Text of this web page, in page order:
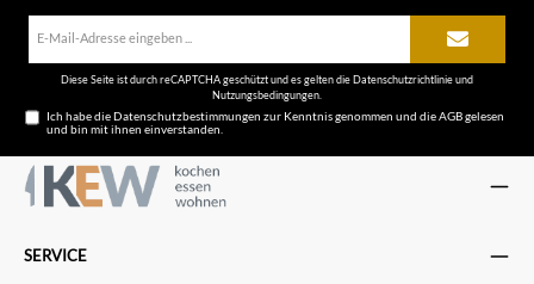
Diese Seite ist durch reCAPTCHA geschützt und es gelten dieDatenschutzrichtlinieund
Nutzungsbedingungen
Ich habe dieDatenschutzbestimmungen zur Kenntnis genommen und dieAGBgelesen
und bin mit ihnen einverstanden.
SERVICE